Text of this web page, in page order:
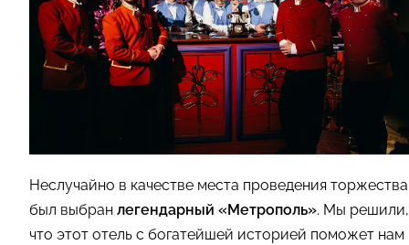
Неслучайно в качестве места проведения торжества
был выбран легендарный «Метрополь». Мы решили,
что этот отель с богатейшей историей поможет нам